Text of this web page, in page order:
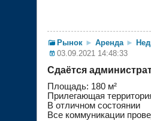
Рынок ► Аренда ►
03.09.2021 14:48:33
Сдаётся
Площадь: 180 м²
Прилегающая
В отличном состоянии
Все коммуникации